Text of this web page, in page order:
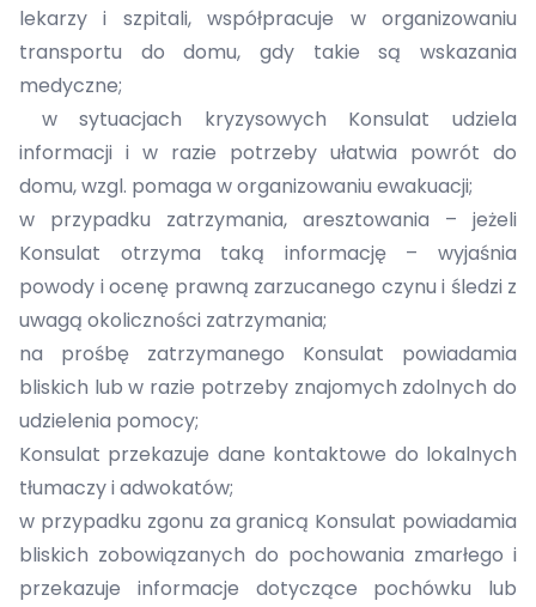
lekarzy i szpitali, współpracuje w organizowaniu
transportu do domu, gdy takie są wskazania
medyczne;
w sytuacjach kryzysowych Konsulat udziela
informacji i w razie potrzeby ułatwia powrót do
domu, wzgl. pomaga w organizowaniu ewakuacji;
w przypadku zatrzymania, aresztowania – jeżeli
Konsulat otrzyma taką informację – wyjaśnia
powody i ocenę prawną zarzucanego czynu i śledzi z
uwagą okoliczności zatrzymania;
na prośbę zatrzymanego Konsulat powiadamia
bliskich lub w razie potrzeby znajomych zdolnych do
udzielenia pomocy;
Konsulat przekazuje dane kontaktowe do lokalnych
tłumaczy i adwokatów;
w przypadku zgonu za granicą Konsulat powiadamia
bliskich zobowiązanych do pochowania zmarłego i
przekazuje informacje dotyczące pochówku lub